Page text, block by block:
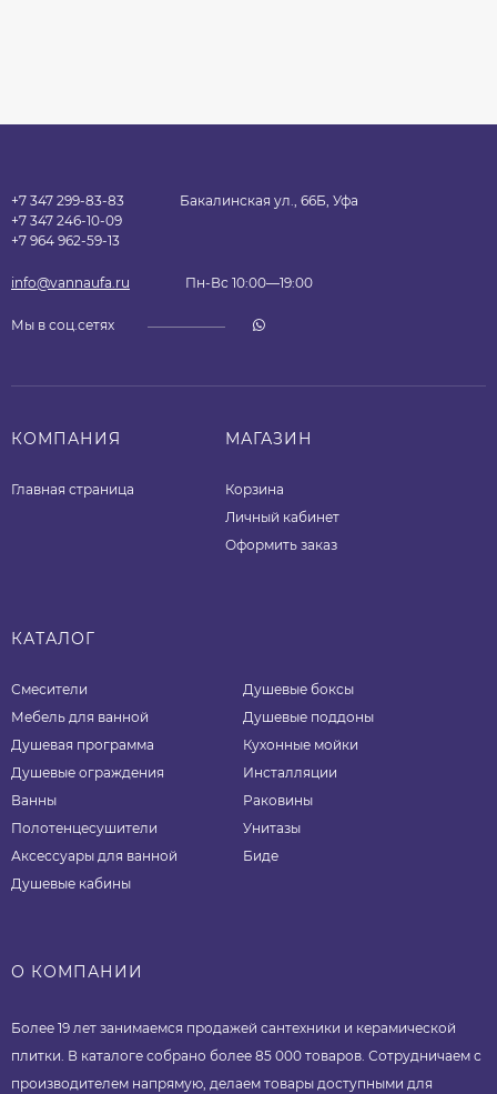
+7 347 299-83-83
+7 347 246-10-09
+7 964 962-59-13
Бакалинская ул., 66Б, Уфа
info@vannaufa.ru Пн-Вс 10:00—19:00
Мы в соц.сетях
КОМПАНИЯ
Главная страница
МАГАЗИН
Корзина
Личный кабинет
Оформить заказ
КАТАЛОГ
Смесители
Мебель для ванной
Душевая программа
Душевые ограждения
Ванны
Полотенцесушители
Аксессуары для ванной
Душевые кабины
Душевые боксы
Душевые поддоны
Кухонные мойки
Инсталляции
Раковины
Унитазы
Биде
О КОМПАНИИ
Более 19 лет занимаемся продажей сантехники и керамической
плитки. В каталоге собрано более 85 000 товаров. Сотрудничаем с
производителем напрямую, делаем товары доступными для